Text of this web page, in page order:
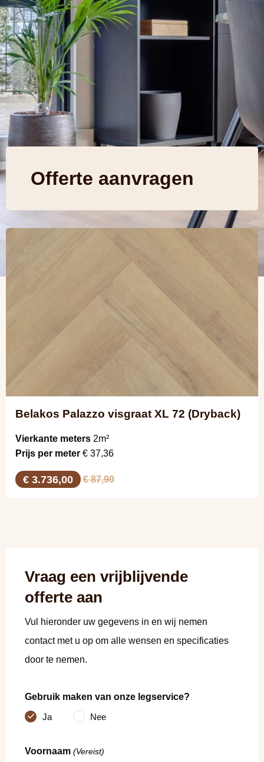
Offerte aanvragen
Vraag een vrijblijvende
offerte aan
Vul hieronder uw gegevens in en wij nemen
contact met u op om alle wensen en specificaties
door te nemen.
Gebruik maken van onze legservice?
Ja
Nee
Voornaam (Vereist)
Belakos Palazzo visgraat XL 72 (Dryback)
Vierkante meters 2m²
Prijs per meter € 37,36
€ 3.736,00 € 87,90